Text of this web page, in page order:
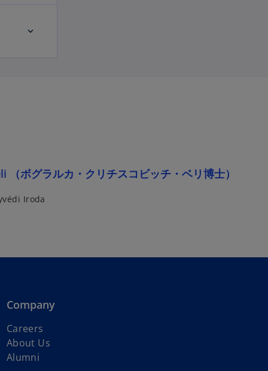
ボグラルカ・クリチスコビッチ・ベリ博士）
Iroda
Company
Careers
About Us
Alumni